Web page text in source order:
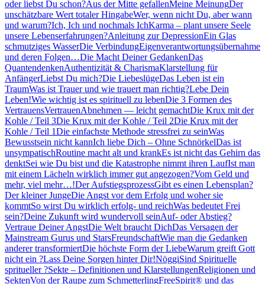
oder liebst Du schon?Aus der Mitte gefallenMeine MeinungDer
unschätzbare Wert totaler HingabeWer, wenn nicht Du, aber wann
und warum?Ich, Ich und nochmals IchKarma – plant unsere Seele
unsere Lebenserfahrungen?Anleitung zur DepressionEin Glas
schmutziges WasserDie VerbindungEigenverantwortungsübernahme
und deren Folgen…Die Macht Deiner GedankenDas
QuantendenkenAuthentizität & CharismaKlarstellung für
AnfängerLiebst Du mich?Die LiebeslügeDas Leben ist ein
TraumWas ist Trauer und wie trauert man richtig?Lebe Dein
Leben!Wie wichtig ist es spirituell zu lebenDie 3 Formen des
VertrauensVertrauenAbnehmen — leicht gemachtDie Krux mit der
Kohle / Teil 3Die Krux mit der Kohle / Teil 2Die Krux mit der
Kohle / Teil 1Die einfachste Methode stressfrei zu seinWas
Bewusstsein nicht kannIch liebe Dich – Ohne SchnörkelDas ist
unsympatischRoutine macht alt und krankEs ist nicht das Gehirn das
denktSei wie Du bist und die Katastrophe nimmt ihren LaufIst man
mit einem Lächeln wirklich immer gut angezogen?Vom Geld und
mehr, viel mehr…!Der AufstiegsprozessGibt es einen Lebensplan?
Der kleiner JungeDie Angst vor dem Erfolg und woher sie
kommtSo wirst Du wirklich erfolg- und reichWas bedeutet Frei
sein?Deine Zukunft wird wundervoll seinAuf- oder Abstieg?
Vertraue Deiner AngstDie Welt braucht DichDas Versagen der
Mainstream Gurus und StarsFreundschaftWie man die Gedanken
anderer transformiertDie höchste Form der LiebeWarum greift Gott
nicht ein ?Lass Deine Sorgen hinter Dir!NöggiSind Spirituelle
spritueller ?Sekte – Definitionen und KlarstellungenReligionen und
SektenVon der Raupe zum SchmetterlingFreeSpirit® und das